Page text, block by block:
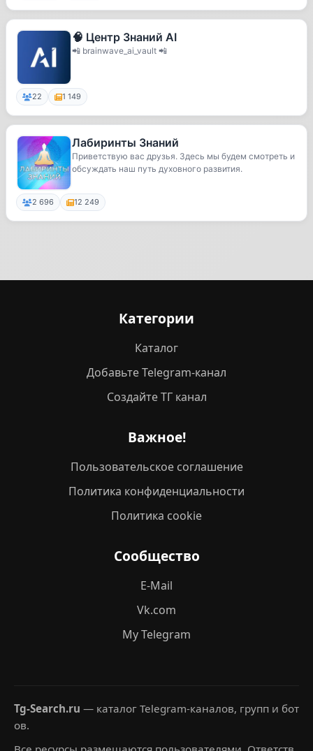
🧠 Центр Знаний AI
📲 brainwave_ai_vault 📲
22 1 149
Лабиринты Знаний
Приветствую вас друзья. Здесь мы будем смотреть и
обсуждать наш путь духовного развития.
2 696 12 249
Категории
Каталог
Добавьте Telegram-канал
Создайте ТГ канал
Важное!
Пользовательское соглашение
Политика конфиденциальности
Политика cookie
Сообщество
E-Mail
Vk.com
My Telegram
Tg-Search.ru — каталог Telegram-каналов, групп и бот
ов.